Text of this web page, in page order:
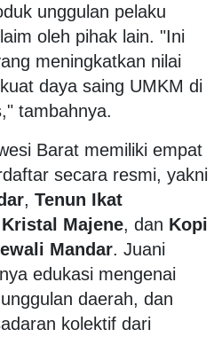
unggulan pelaku
oleh pihak lain. "Ini
meningkatkan nilai
daya saing UMKM di
tambahnya.
Barat memiliki empat
secara resmi, yakni
, Tenun Ikat
Majene, dan Kopi
Mandar. Juani
edukasi mengenai
daerah, dan
kolektif dari